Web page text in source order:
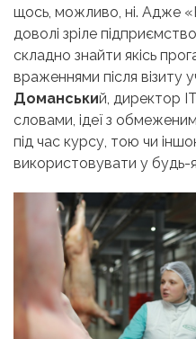
щось, можливо, ні. Адже
доволі зріле
складно знайти якісь
враженнями після візиту
Доманський, директор IT
словами, ідеї з
під час курсу, тою чи
використовувати у будь-